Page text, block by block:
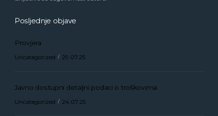
Posljednje objave
Provjera
Uncategorized 29.07.25
Javno dostupni detaljni podaci o troškovima
Uncategorized 24.07.25